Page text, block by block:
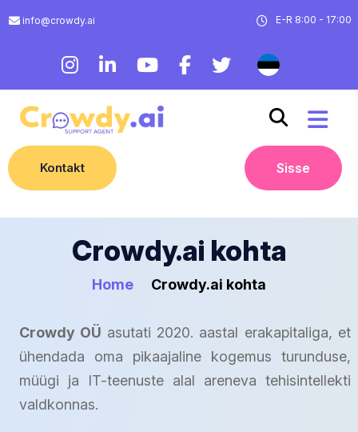
info@crowdy.ai E-R 8:00 - 17:00
Kontakt Sisse
Crowdy.ai kohta
Home Crowdy.ai kohta
Crowdy OÜ asutati 2020. aastal erakapitaliga, et
ühendada oma pikaajaline kogemus turunduse,
müügi ja IT-teenuste alal areneva tehisintellekti
valdkonnas.